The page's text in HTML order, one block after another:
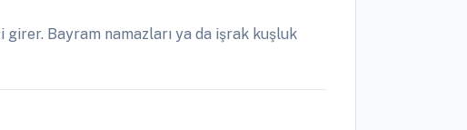
Bayram namazları ya da işrak kuşluk